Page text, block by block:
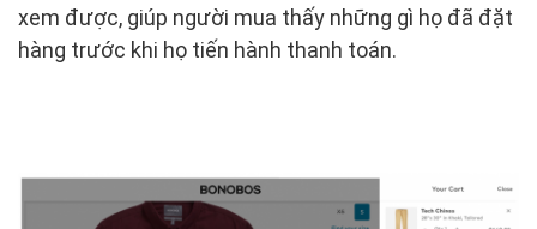
xem được, giúp người mua thấy những gì họ đã đặt
hàng trước khi họ tiến hành thanh toán.